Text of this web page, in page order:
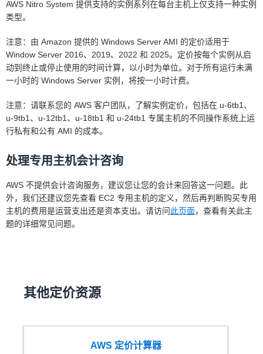
AWS Nitro System 提供支持的实例系列在每台主机上仅支持一种实例
类型。
注意：由 Amazon 提供的 Windows Server AMI 的定价适用于
Window Server 2016、2019、2022 和 2025。定价按每个实例从启
动到终止或停止使用的时间计算，以小时为单位。对于所有运行未满
一小时的 Windows Server 实例，将按一小时计费。
注意：请联系您的 AWS 客户团队，了解实例定价，包括在 u-6tb1、
u-9tb1、u-12tb1、u-18tb1 和 u-24tb1 专属主机的不同操作系统上运
行私有和公有 AMI 的成本。
处理专用主机会计咨询
AWS 不提供会计咨询服务，建议您让您的会计来回答这一问题。此
外，我们还建议您先查看 EC2 专用主机的定义，然后再判断购买专用
主机的费用是运营支出还是资本支出。请访问此页面，查看有关此主
题的详细常见问题。
其他定价资源
AWS 定价计算器